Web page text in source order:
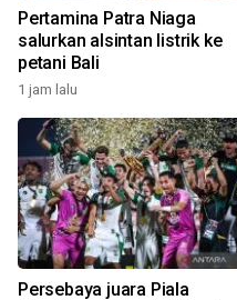
Pertamina Patra Niaga
salurkan alsintan listrik ke
petani Bali
1 jam lalu
Persebaya juara Piala